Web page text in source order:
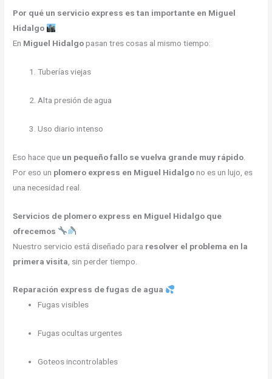
Por qué un servicio express es tan importante en Miguel
Hidalgo
En Miguel Hidalgopasan tres cosas al mismo tiempo:
Tuberías viejas
Alta presión de agua
Uso diario intenso
Eso hace que un pequeño fallo se vuelva grande muy rápido
Por eso un plomero express en Miguel Hidalgono es un lujo, es
una necesidad real.
Servicios de plomero express en Miguel Hidalgo que
ofrecemos
Nuestro servicio está diseñado para resolver el problema en la
primera visita , sin perder tiempo.
Reparación express de fugas de agua
Fugas visibles
Fugas ocultas urgentes
Goteos incontrolables